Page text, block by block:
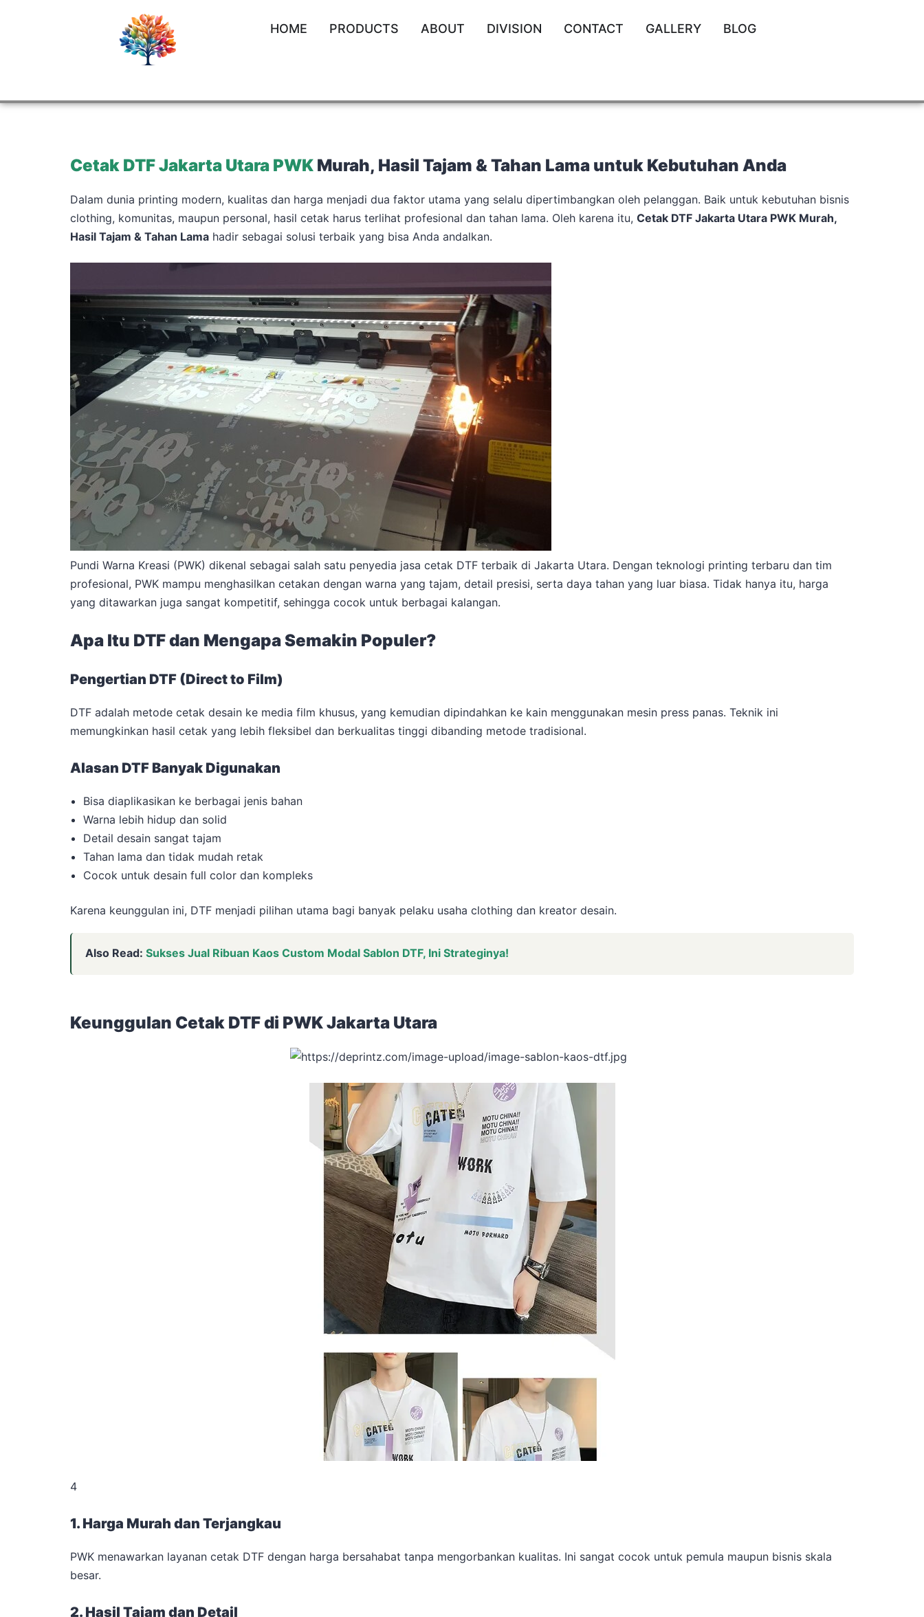
HOME PRODUCTS ABOUT DIVISION CONTACT GALLERY BLOG
Cetak DTF Jakarta Utara PWK Murah, Hasil Tajam & Tahan Lama untuk Kebutuhan Anda
Dalam dunia printing modern, kualitas dan harga menjadi dua faktor utama yang selalu dipertimbangkan oleh pelanggan. Baik untuk kebutuhan bisnis
clothing, komunitas, maupun personal, hasil cetak harus terlihat profesional dan tahan lama. Oleh karena itu, Cetak DTF Jakarta Utara PWK Murah,
Hasil Tajam & Tahan Lama hadir sebagai solusi terbaik yang bisa Anda andalkan.
Pundi Warna Kreasi (PWK) dikenal sebagai salah satu penyedia jasa cetak DTF terbaik di Jakarta Utara. Dengan teknologi printing terbaru dan tim
profesional, PWK mampu menghasilkan cetakan dengan warna yang tajam, detail presisi, serta daya tahan yang luar biasa. Tidak hanya itu, harga
yang ditawarkan juga sangat kompetitif, sehingga cocok untuk berbagai kalangan.
Apa Itu DTF dan Mengapa Semakin Populer?
Pengertian DTF (Direct to Film)
DTF adalah metode cetak desain ke media film khusus, yang kemudian dipindahkan ke kain menggunakan mesin press panas. Teknik ini
memungkinkan hasil cetak yang lebih fleksibel dan berkualitas tinggi dibanding metode tradisional.
Alasan DTF Banyak Digunakan
Bisa diaplikasikan ke berbagai jenis bahan
Warna lebih hidup dan solid
Detail desain sangat tajam
Tahan lama dan tidak mudah retak
Cocok untuk desain full color dan kompleks
Karena keunggulan ini, DTF menjadi pilihan utama bagi banyak pelaku usaha clothing dan kreator desain.
Also Read: Sukses Jual Ribuan Kaos Custom Modal Sablon DTF, Ini Strateginya!
Keunggulan Cetak DTF di PWK Jakarta Utara
4
1. Harga Murah dan Terjangkau
PWK menawarkan layanan cetak DTF dengan harga bersahabat tanpa mengorbankan kualitas. Ini sangat cocok untuk pemula maupun bisnis skala
besar.
2. Hasil Tajam dan Detail